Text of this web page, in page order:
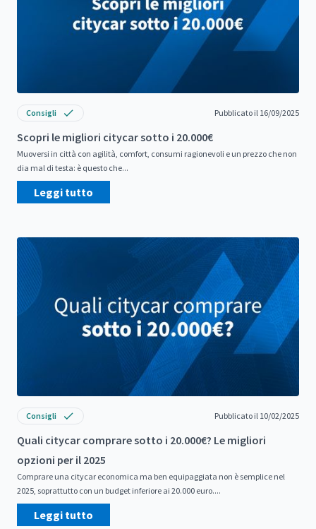
Consigli Pubblicato il 16/09/2025
Scopri le migliori citycar sotto i 20.000€
Muoversi in città con agilità, comfort, consumi ragionevoli e un prezzo che non
dia mal di testa: è questo che...
Leggi tutto
Consigli Pubblicato il 10/02/2025
Quali citycar comprare sotto i 20.000€? Le migliori
opzioni per il 2025
Comprare una citycar economica ma ben equipaggiata non è semplice nel
2025, soprattutto con un budget inferiore ai 20.000 euro....
Leggi tutto